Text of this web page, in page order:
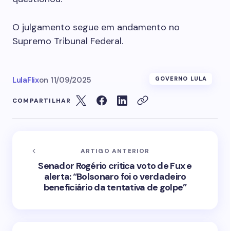
O julgamento segue em andamento no
Supremo Tribunal Federal.
LulaFlixon 11/09/2025 GOVERNO LULA
COMPARTILHAR
ARTIGO ANTERIOR
Senador Rogério critica voto de Fux e
alerta: “Bolsonaro foi o verdadeiro
beneficiário da tentativa de golpe”